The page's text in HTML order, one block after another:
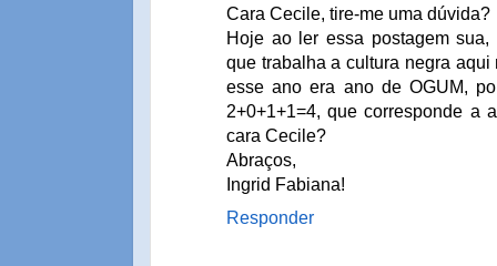
Cara Cecile, tire-me uma dúvida?
Hoje ao ler essa postagem
que trabalha a cultura negra
esse ano era ano de OGUM,
2+0+1+1=4, que corresponde a
cara Cecile?
Abraços,
Ingrid Fabiana!
Responder